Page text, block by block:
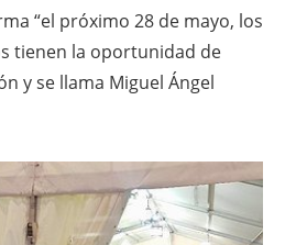
“el próximo 28 de mayo, los
tienen la oportunidad de
y se llama Miguel Ángel